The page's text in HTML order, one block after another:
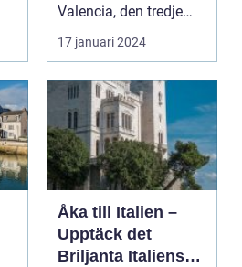
Valencia, den tredje
största...
17 januari 2024
Åka till Italien –
Upptäck det
Briljanta Italienska